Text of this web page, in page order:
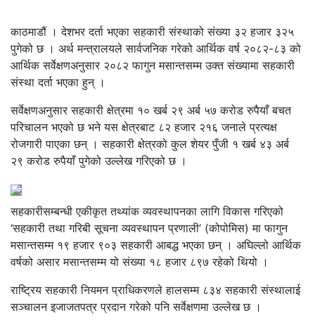
काठमाडौं । देशभर दर्ता भएका सहकारी संस्थाको संख्या ३२ हजार ३२५
पुगेको छ । अर्थ मन्त्रालयले सार्वजनिक गरेको आर्थिक वर्ष २०८२-८३ को
आर्थिक सर्वेक्षणअनुसार २०८२ फागुन मसान्तसम्म उक्त संख्यामा सहकारी
संस्था दर्ता भएका हुन् ।
सर्वेक्षणअनुसार सहकारी क्षेत्रमा १० खर्ब २९ अर्ब ५७ करोड रुपैयाँ बचत
परिचालन भएको छ भने यस क्षेत्रबाट ८२ हजार २१६ जनाले प्रत्यक्ष
रोजगारी पाएका छन् । सहकारी क्षेत्रको कुल शेयर पुँजी १ खर्ब ४३ अर्ब
२९ करोड रुपैयाँ पुगेको उल्लेख गरिएको छ ।
सहकारीसम्बन्धी एकीकृत तथ्यांक व्यवस्थापनका लागि विकास गरिएको
‘सहकारी तथा गरिबी सूचना व्यवस्थापन प्रणाली’ (कोपोमिस) मा फागुन
मसान्तसम्म १९ हजार ९०३ सहकारी आबद्ध भएका छन् । अघिल्लो आर्थिक
वर्षको असार मसान्तसम्म यो संख्या १८ हजार ८९७ रहेको थियो ।
राष्ट्रिय सहकारी नियमन प्राधिकरणले हालसम्म ८३४ सहकारी संस्थालाई
सञ्चालन इजाजतपत्र प्रदान गरेको पनि सर्वेक्षणमा उल्लेख छ ।